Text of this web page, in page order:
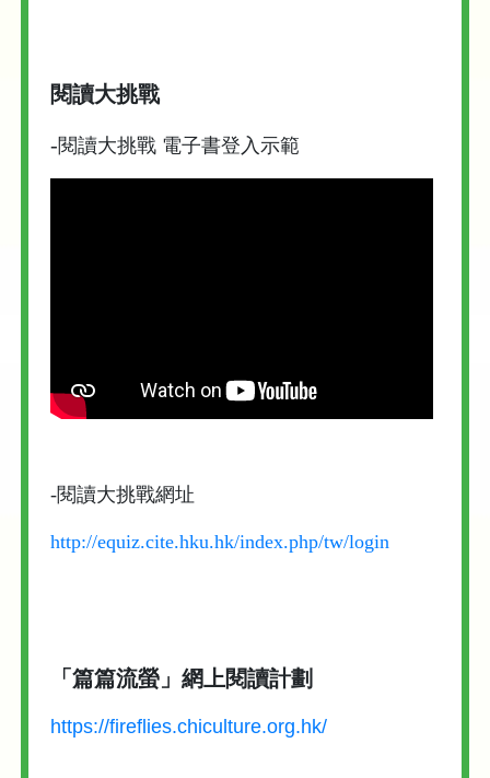
閱讀大挑戰
-閱讀大挑戰 電子書登入示範
-閱讀大挑戰網址
http://equiz.cite.hku.hk/index.php/tw/login
「篇篇流螢」網上閱讀計劃
https://fireflies.chiculture.org.hk/